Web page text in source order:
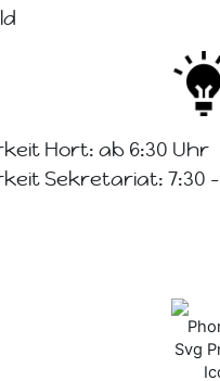
Hort: ab 6:30 Uhr
Sekretariat: 7:30 -